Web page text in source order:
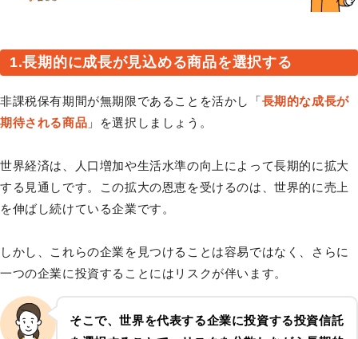
1.長期的に成長が見込める商品を選択する
非課税保有期間が無期限であることを活かし「長期的な成長が
期待される商品 」を選択しましょう。
世界経済は、人口増加や生活水準の向上によって長期的に拡大
する見通しです。この拡大の恩恵を受けるのは、世界的に売上
を伸ばし続けている企業です。
しかし、これらの企業を見つけることは容易ではなく、さらに
一つの企業に投資することにはリスクが伴います。
そこで、世界を代表する企業に投資する投資信託